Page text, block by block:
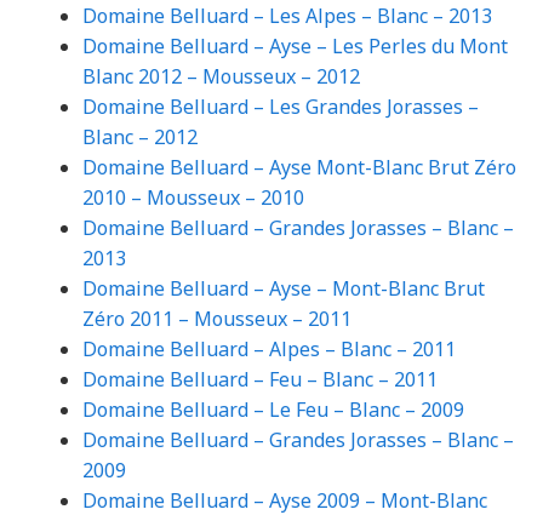
Domaine Belluard – Les Alpes – Blanc – 2013
Domaine Belluard – Ayse – Les Perles du Mont
Blanc 2012 – Mousseux – 2012
Domaine Belluard – Les Grandes Jorasses –
Blanc – 2012
Domaine Belluard – Ayse Mont-Blanc Brut Zéro
2010 – Mousseux – 2010
Domaine Belluard – Grandes Jorasses – Blanc –
2013
Domaine Belluard – Ayse – Mont-Blanc Brut
Zéro 2011 – Mousseux – 2011
Domaine Belluard – Alpes – Blanc – 2011
Domaine Belluard – Feu – Blanc – 2011
Domaine Belluard – Le Feu – Blanc – 2009
Domaine Belluard – Grandes Jorasses – Blanc –
2009
Domaine Belluard – Ayse 2009 – Mont-Blanc